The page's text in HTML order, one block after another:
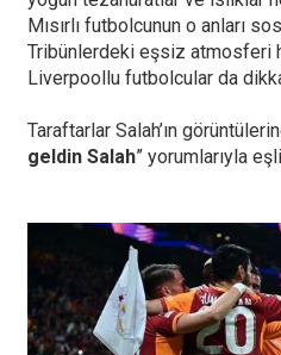
Mısırlı futbolcunun o anları
Tribünlerdeki eşsiz atmosferi
Liverpoollu futbolcular da
Taraftarlar Salah’ın
geldin Salah” yorumlarıyla